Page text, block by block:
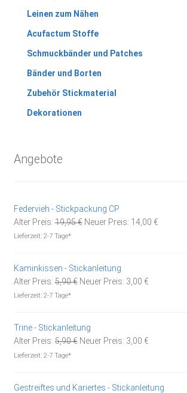
Leinen zum Nähen
Acufactum Stoffe
Schmuckbänder und Patches
Bänder und Borten
Zubehör Stickmaterial
Dekorationen
Angebote
Federvieh - Stickpackung CP
Alter Preis: 19,95€ Ursprünglicher
Neuer Preis: 14,00 €Aktueller
Lieferzeit: 2-7 Tage*
Kaminkissen - Stickanleitung
Alter Preis: 5,90€ Ursprünglicher
Neuer Preis: 3,00 €Aktueller
Lieferzeit: 2-7 Tage*
Trine - Stickanleitung
Alter Preis: 5,90€ Ursprünglicher
Neuer Preis: 3,00 €Aktueller
Lieferzeit: 2-7 Tage*
Gestreiftes und Kariertes - Stickanleitung